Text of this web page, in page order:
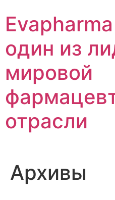
содержимому
один из
мировой
отрасли
Архивы